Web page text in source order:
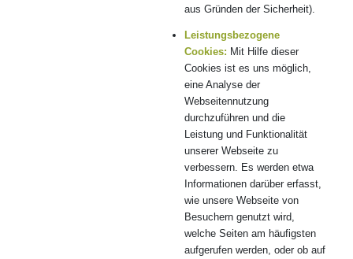
aus Gründen der Sicherheit).
Leistungsbezogene
Cookies: Mit Hilfe dieser
Cookies ist es uns möglich,
eine Analyse der
Webseitennutzung
durchzuführen und die
Leistung und Funktionalität
unserer Webseite zu
verbessern. Es werden etwa
Informationen darüber erfasst,
wie unsere Webseite von
Besuchern genutzt wird,
welche Seiten am häufigsten
aufgerufen werden, oder ob auf